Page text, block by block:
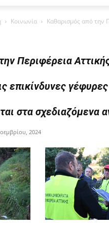
Κοινωνία Καθαρισμός από την
Περιφέρεια
επικίνδυνες
στα σχεδιαζόμενα
2024